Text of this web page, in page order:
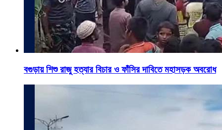
বগুড়ায় শিশু রাজু হত্যার বিচার ও ফাঁসির দাবিতে মহাসড়ক অবরোধ